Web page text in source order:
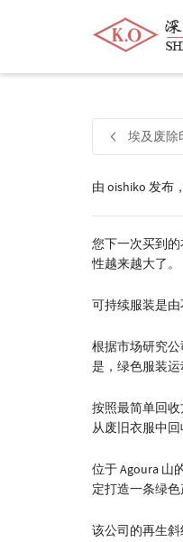
帮我查找
埃及废除
由 oishiko 发布
您下一次买到
性越来越大了。
可持续服装是
根据市场研究
是，绿色服装运
按照最简单回
从废旧衣服中回
位于 Agoura 山
定打造一条绿色
该公司的再生